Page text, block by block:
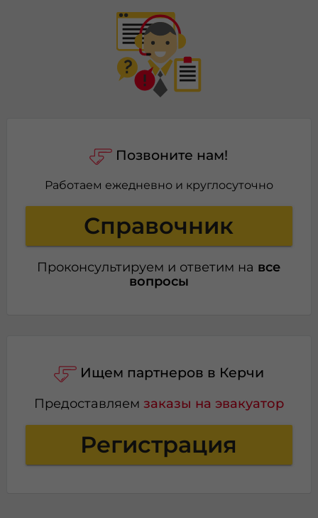
Позвоните нам!
Работаем ежедневно и круглосуточно
Справочник
Проконсультируем и ответим на все
вопросы
Ищем партнеров в Керчи
Предоставляем заказы на эвакуатор
Регистрация